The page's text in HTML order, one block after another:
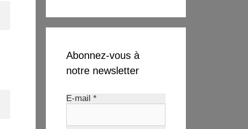
Abonnez-vous à
notre newsletter
E-mail *